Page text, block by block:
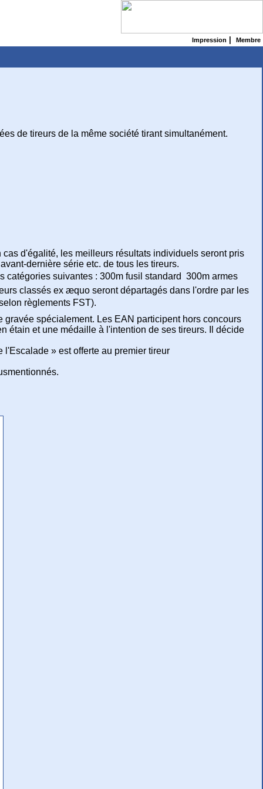
Impression Membre
de tireurs de la même société tirant simultanément.
d'égalité, les meilleurs résultats individuels seront pris
dernière série etc. de tous les tireurs.
suivantes : 300m fusil standard  300m armes
classés ex æquo seront départagés dans l'ordre par les
règlements FST).
spécialement. Les EAN participent hors concours
étain et une médaille à l'intention de ses tireurs. Il décide
» est offerte au premier tireur